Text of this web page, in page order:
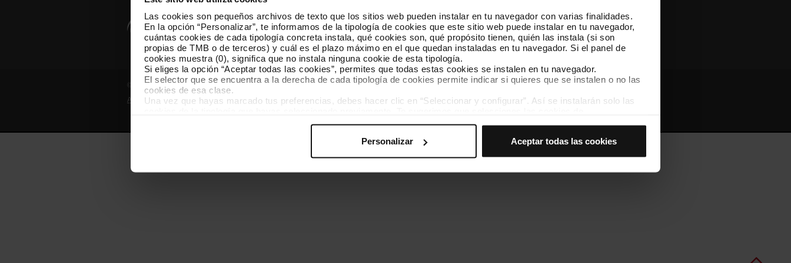
Las cookies son pequeños archivos de texto que los sitios web pueden instalar en tu navegador con varias finalidades.
En la opción “Personalizar”, te informamos de la tipología de cookies que este sitio web puede instalar en tu navegador,
cuántas cookies de cada tipología concreta instala, qué cookies son, qué propósito tienen, quién las instala (si son
propias de TMB o de terceros) y cuál es el plazo máximo en el que quedan instaladas en tu navegador. Si el panel de
cookies muestra (0), significa que no instala ninguna cookie de esta tipología.
Si eliges la opción “Aceptar todas las cookies”, permites que todas estas cookies se instalen en tu navegador.
El selector que se encuentra a la derecha de cada tipología de cookies permite indicar si quieres que se instalen o no las
cookies de esa clase.
Una vez que hayas marcado tus preferencias, debes hacer clic en “Seleccionar y configurar”. Así se instalarán solo las
personalización, porque permiten recordar tus opciones de navegación (como el idioma) y mejoran tu experiencia de
Las cookies necesarias son imprescindibles para el funcionamiento de la web y, por tanto, si no las aceptas, no puedes
“Gestor de cookies”, que encontrarás en el menú de la parte inferior de la web.
Personalizar Aceptar todas las cookies
Conócenos Contacta Otras webs de TMB
© Grupo TMB - Todos los derechos reservados
Aviso legal
Política de privacidad Política de cookies Gestor de cookies Accesibilidad Mapa web Webs de interés Intranet